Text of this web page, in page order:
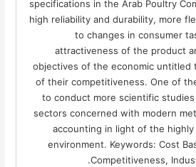
specifications in the Arab Poultry
high reliability and durability, more
to changes in consumer
attractiveness of the product
objectives of the economic untitled
of their competitiveness. One of
to conduct more scientific
sectors concerned with modern
accounting in light of the
environment. Keywords: Cost
Competitiveness,